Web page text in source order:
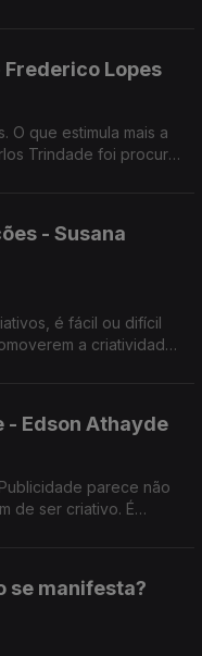
Lopes
O que estimula mais a
Trindade foi procurar
- Susana
é fácil ou difícil
a criatividade?
- Edson Athayde
parece não
de ser criativo. É
se manifesta?